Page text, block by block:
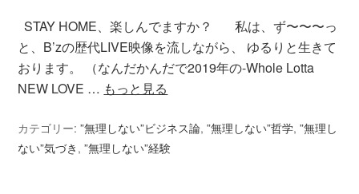
STAY HOME、楽しんでますか？ 私は、ず〜〜〜っ
と、B’zの歴代LIVE映像を流しながら、 ゆるりと生きて
おります。 （なんだかんだで2019年の-Whole Lotta
NEW LOVE … もっと見る
カテゴリー:”無理しない”ビジネス論,”無理しない”哲学,”無理し
ない”気づき ,”無理しない”経験